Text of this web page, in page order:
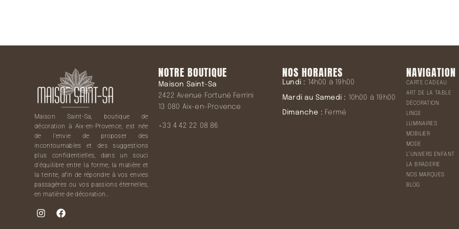
Maison Saint-Sa, boutique de
décoration à Aix-en-Provence, est née
de l’envie de proposer des
incontournables et des suggestions
plus confidentielles, dans un souci
d’équilibre entre la forme, la matière et
la teinte, afin de répondre à vos envies
passagères ou vos passions éternelles,
en matière de décoration…
NOTRE BOUTIQUE
Maison Saint-Sa
2422 Avenue Fortuné Ferrini
13 080 Aix-en-Provence
+33 4 42 22 08 86
NOS HORAIRES
Lundi : 14h00 à 19h00
Mardi au Samedi : 10h00 à 19h00
Dimanche : Fermé
NAVIGATION
CARTE CADEAU
ART DE LA TABLE
DÉCORATION
LINGE
LUMINAIRES
MOBILIER
MODE
L’UNIVERS ENFANT
LA BRADERIE
NOS MARQUES
BLOG